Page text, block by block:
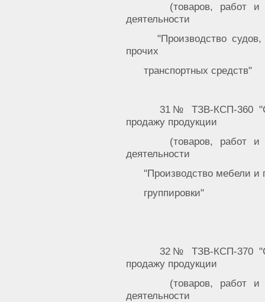
(товаров, работ
деятельности
"Производство
прочих
транспортных средств"
31№ ТЗВ-КСП-360
продажу продукции
(товаров, работ
деятельности
"Производство мебели и
группировки"
32№ ТЗВ-КСП-370
продажу продукции
(товаров, работ
деятельности